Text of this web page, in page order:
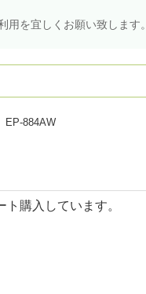
を宜しくお願い致します。
EP-884AW
購入しています。